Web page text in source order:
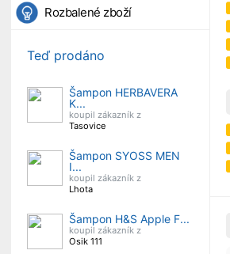
Rozbalené zboží
Teď prodáno
Šampon HERBAVERA
K...
koupil zákazník z
Tasovice
Šampon SYOSS MEN
I...
koupil zákazník z
Lhota
Šampon H&S Apple F...
koupil zákazník z
Osik 111